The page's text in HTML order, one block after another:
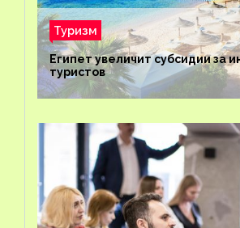
Туризм
Египет увеличит субсидии за
туристов